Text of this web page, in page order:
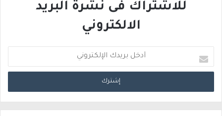
للاشتراك فى نشرة البريد
الالكتروني
د
خ